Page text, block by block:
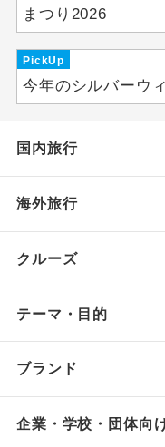
まつり2026
PickUp
今年のシルバーウ
国内旅行
海外旅行
クルーズ
テーマ・目的
ブランド
企業・学校・団体向